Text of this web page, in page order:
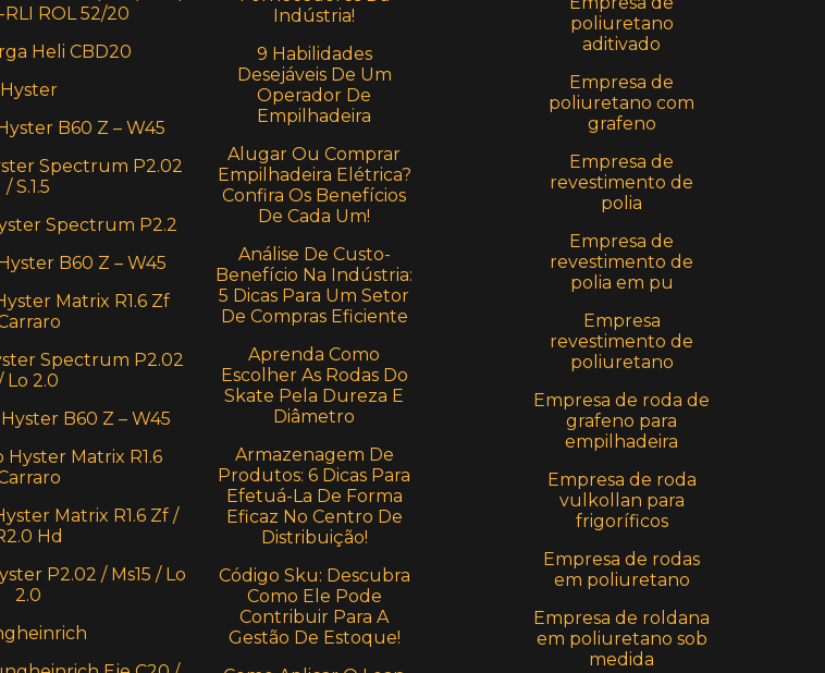
ROL 52/20
Heli CBD20
Hyster
B60 Z – W45
Spectrum P2.02
/ S.1.5
Spectrum P2.2
B60 Z – W45
Matrix R1.6 Zf
Spectrum P2.02
Lo 2.0
B60 Z – W45
Hyster Matrix R1.6
Matrix R1.6 Zf /
Hd
P2.02 / Ms15 / Lo
2.0
Indústria!
9 Habilidades
Desejáveis De Um
Operador De
Empilhadeira
Alugar Ou Comprar
Empilhadeira Elétrica?
Confira Os Benefícios
De Cada Um!
Análise De Custo-
Benefício Na Indústria:
5 Dicas Para Um Setor
De Compras Eficiente
Aprenda Como
Escolher As Rodas Do
Skate Pela Dureza E
Diâmetro
Armazenagem De
Produtos: 6 Dicas Para
Efetuá-La De Forma
Eficaz No Centro De
Distribuição!
Código Sku: Descubra
Como Ele Pode
Contribuir Para A
Gestão De Estoque!
poliuretano
aditivado
Empresa de
poliuretano com
grafeno
Empresa de
revestimento de
polia
Empresa de
revestimento de
polia em pu
Empresa
revestimento de
poliuretano
Empresa de roda de
grafeno para
empilhadeira
Empresa de roda
vulkollan para
frigoríficos
Empresa de rodas
em poliuretano
Empresa de roldana
em poliuretano sob
medida